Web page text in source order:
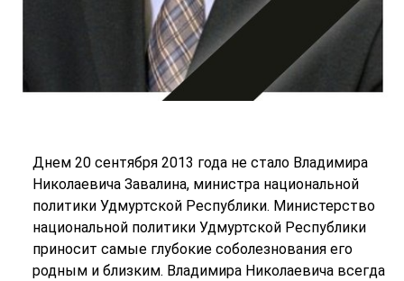
Днем 20 сентября 2013 года не стало Владимира
Николаевича Завалина, министра национальной
политики Удмуртской Республики. Министерство
национальной политики Удмуртской Республики
приносит самые глубокие соболезнования его
родным и близким. Владимира Николаевича всегда